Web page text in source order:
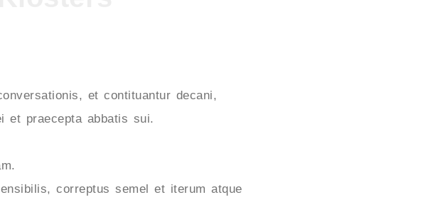
et contituantur decani,
et praecepta abbatis sui.
correptus semel et iterum atque